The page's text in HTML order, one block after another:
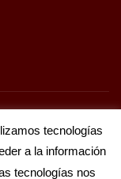
tecnologías
a la información
tecnologías nos